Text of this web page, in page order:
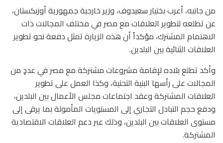
من جانبه، أعرب بختيار سعيدوف، وزير خارجية جمهورية أوزبكستان،
عن تطلعه لتطوير العلاقات مع مصر في مختلف المجالات ذات
الاهتمام المشترك، مؤكداً أن هذه الزيارة تمثل دفعة نحو تطوير
العلاقات الثنائية بين البلدين.
وأكد تطلع بلاده لإقامة مشروعات مشتركة مع مصر في عددٍ من
المجالات على رأسها البنية التحتية، وكذا العمل على تطوير
العلاقات المشتركة وعقد اجتماعات مجلس الأعمال بين البلدين،
ودفع حجم التبادل التجاري إلى المستويات المأمولة بما يرقى إلى
مستوى العلاقات بين البلدين، وذلك عبر دعم العلاقات الاقتصادية
المشتركة.